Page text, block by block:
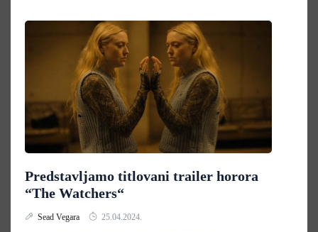
Predstavljamo titlovani trailer horora
“The Watchers“
Sead Vegara 25.04.2024.